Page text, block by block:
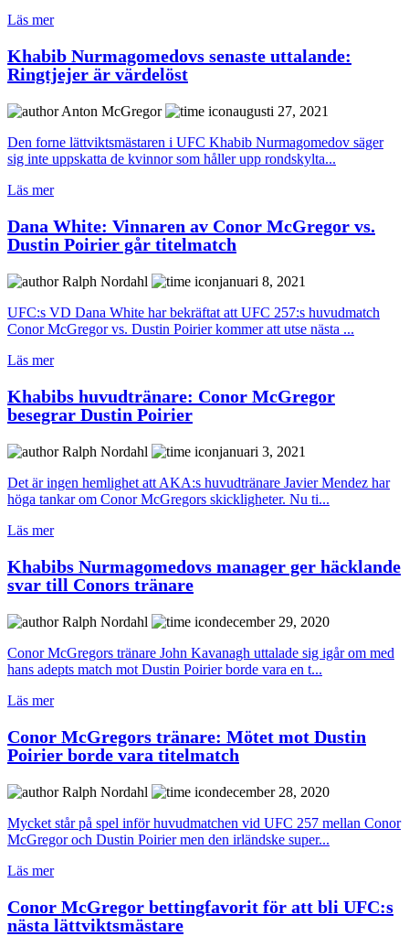
Läs mer
Khabib Nurmagomedovs senaste uttalande:
Ringtjejer är värdelöst
Anton McGregor
augusti 27, 2021
Den forne lättviktsmästaren i UFC Khabib Nurmagomedov säger
sig inte uppskatta de kvinnor som håller upp rondskylta...
Läs mer
Dana White: Vinnaren av Conor McGregor vs.
Dustin Poirier går titelmatch
Ralph Nordahl
januari 8, 2021
UFC:s VD Dana White har bekräftat att UFC 257:s huvudmatch
Conor McGregor vs. Dustin Poirier kommer att utse nästa ...
Läs mer
Khabibs huvudtränare: Conor McGregor
besegrar Dustin Poirier
Ralph Nordahl
januari 3, 2021
Det är ingen hemlighet att AKA:s huvudtränare Javier Mendez har
höga tankar om Conor McGregors skickligheter. Nu ti...
Läs mer
Khabibs Nurmagomedovs manager ger häcklande
svar till Conors tränare
Ralph Nordahl
december 29, 2020
Conor McGregors tränare John Kavanagh uttalade sig igår om med
hans adepts match mot Dustin Poirier borde vara en t...
Läs mer
Conor McGregors tränare: Mötet mot Dustin
Poirier borde vara titelmatch
Ralph Nordahl
december 28, 2020
Mycket står på spel inför huvudmatchen vid UFC 257 mellan Conor
McGregor och Dustin Poirier men den irländske super...
Läs mer
Conor McGregor bettingfavorit för att bli UFC:s
nästa lättviktsmästare